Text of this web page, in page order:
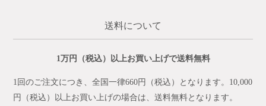
送料について
1万円（税込）以上お買い上げで送料無料
1回のご注文につき、全国一律660円（税込）となります。10,000
円（税込）以上お買い上げの場合は、送料無料となります。